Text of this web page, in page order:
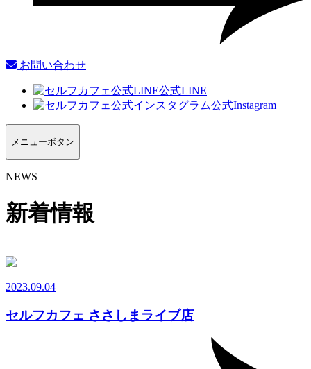
お問い合わせ
公式LINE
公式Instagram
メニューボタン
NEWS
新着情報
2023.09.04
セルフカフェ ささしまライブ店